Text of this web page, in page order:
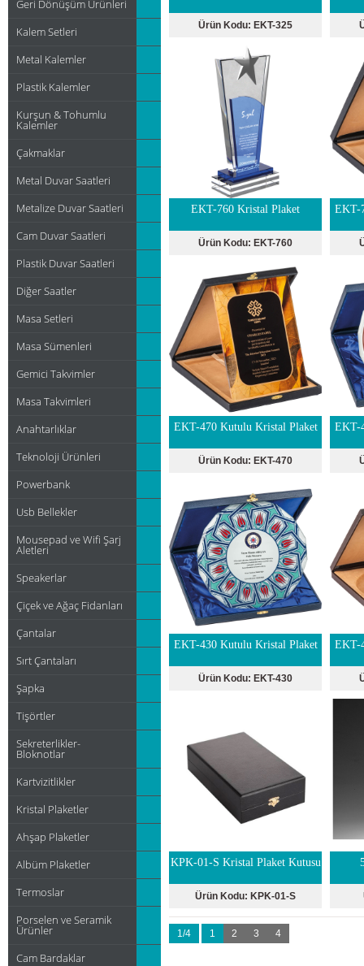
Geri Dönüşüm Ürünleri
Kalem Setleri
Metal Kalemler
Plastik Kalemler
Kurşun & Tohumlu
Kalemler
Çakmaklar
Metal Duvar Saatleri
Metalize Duvar Saatleri
Cam Duvar Saatleri
Plastik Duvar Saatleri
Diğer Saatler
Masa Setleri
Masa Sümenleri
Gemici Takvimler
Masa Takvimleri
Anahtarlıklar
Teknoloji Ürünleri
Powerbank
Usb Bellekler
Mousepad ve Wifi Şarj
Aletleri
Speakerlar
Çiçek ve Ağaç Fidanları
Çantalar
Sırt Çantaları
Şapka
Tişörtler
Sekreterlikler-
Bloknotlar
Kartvizitlikler
Kristal Plaketler
Ahşap Plaketler
Albüm Plaketler
Termoslar
Porselen ve Seramik
Ürünler
Cam Bardaklar
Ürün Kodu: EKT-325
EKT-760 Kristal Plaket
Ürün Kodu: EKT-760
EKT-
EKT-470 Kutulu Kristal Plaket
Ürün Kodu: EKT-470
EKT-
EKT-430 Kutulu Kristal Plaket
Ürün Kodu: EKT-430
EKT-
KPK-01-S Kristal Plaket Kutusu
Ürün Kodu: KPK-01-S
1/4 1 2 3 4